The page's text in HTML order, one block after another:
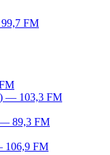
FM
— 103,3 FM
89,3 FM
106,9 FM